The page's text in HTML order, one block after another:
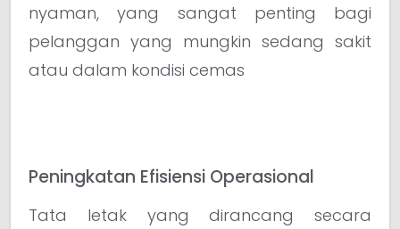
nyaman, yang sangat penting bagi
pelanggan yang mungkin sedang sakit
atau dalam kondisi cemas
Peningkatan Efisiensi Operasional
Tata letak yang dirancang secara